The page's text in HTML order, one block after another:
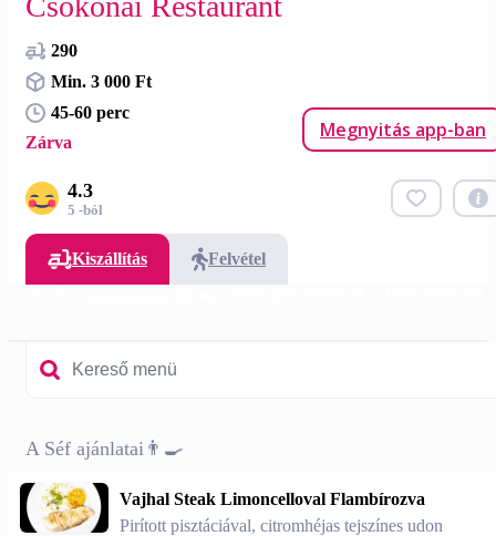
290
Min. 3 000 Ft
45-60 perc
Zárva
Megnyitás app-ban
4.3
5 -ból
Kiszállítás
Felvétel
A Séf ajánlatai👨‍🍳
Vajhal Steak Limoncelloval Flambírozva
Pirított pisztáciával, citromhéjas tejszínes udon